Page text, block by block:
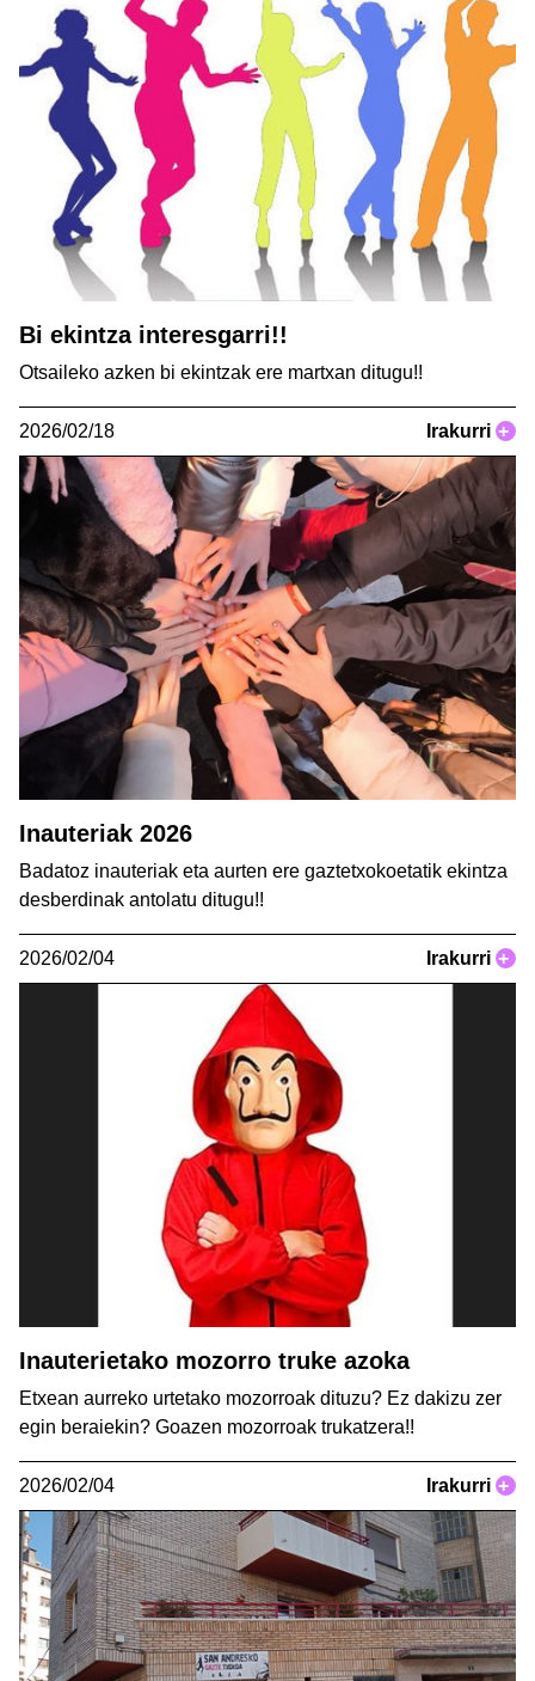
Bi ekintza interesgarri!!
Otsaileko azken bi ekintzak ere martxan ditugu!!
2026/02/18 Irakurri +
Inauteriak 2026
Badatoz inauteriak eta aurten ere gaztetxokoetatik ekintza
desberdinak antolatu ditugu!!
2026/02/04 Irakurri +
Inauterietako mozorro truke azoka
Etxean aurreko urtetako mozorroak dituzu? Ez dakizu zer
egin beraiekin? Goazen mozorroak trukatzera!!
2026/02/04 Irakurri +